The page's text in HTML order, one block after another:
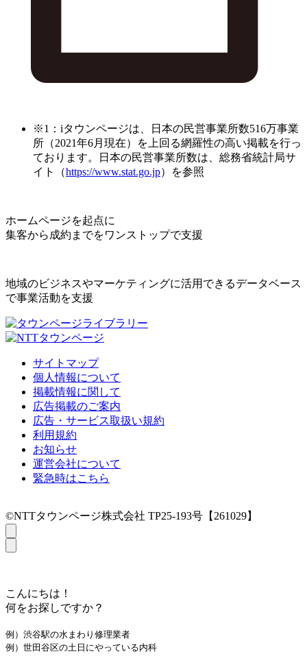
※1：iタウンページは、日本の民営事業所数516万事業
所（2021年6月現在）を上回る網羅性の高い掲載を行っ
ております。日本の民営事業所数は、総務省統計局サ
イト（https://www.stat.go.jp）を参照
ホームページを起点に
集客から成約までをワンストップで支援
地域のビジネスやマーケティングに活用できるデータベース
で事業活動を支援
サイトマップ
個人情報について
掲載情報に関して
広告掲載のご案内
広告・サービス取扱い規約
利用規約
お知らせ
運営会社について
緊急時はこちら
©NTTタウンページ株式会社 TP25-193号【261029】
こんにちは！
何をお探しですか？
例）渋谷駅の水まわり修理業者
例）世田谷区の土日にやっている内科